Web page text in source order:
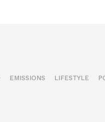
EMISSIONS LIFESTYLE